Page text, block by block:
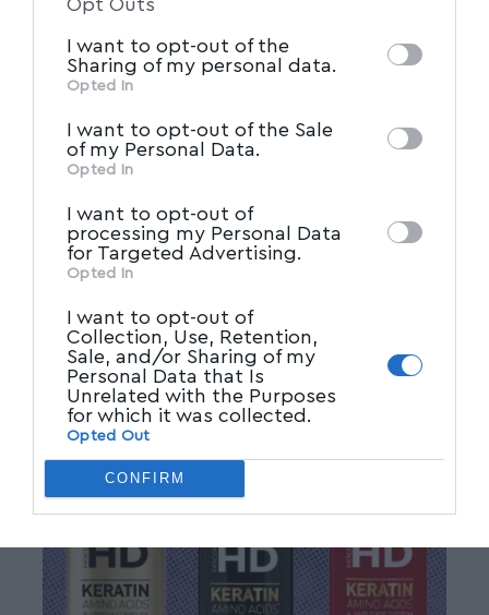
of downstream participants. This
information may also be disclosed by us to
Participantsthat may further disclose it to
other third parties.
I want to opt-out of the
Sharing of my personal data.
Opted In
I want to opt-out of the Sale
of my Personal Data.
Opted In
I want to opt-out of
processing my Personal Data
for Targeted Advertising.
Opted In
I want to opt-out of
Collection, Use, Retention,
Sale, and/or Sharing of my
Personal Data that Is
Unrelated with the Purposes
for which it was collected.
Opted Out
CONFIRM